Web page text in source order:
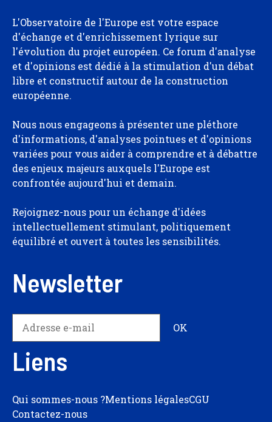
L'Observatoire de l'Europe est votre espace
d'échange et d'enrichissement lyrique sur
l'évolution du projet européen. Ce forum d'analyse
et d'opinions est dédié à la stimulation d'un débat
libre et constructif autour de la construction
européenne.
Nous nous engageons à présenter une pléthore
d'informations, d'analyses pointues et d'opinions
variées pour vous aider à comprendre et à débattre
des enjeux majeurs auxquels l'Europe est
confrontée aujourd'hui et demain.
Rejoignez-nous pour un échange d'idées
intellectuellement stimulant, politiquement
équilibré et ouvert à toutes les sensibilités.
Newsletter
Liens
Qui sommes-nous ?Mentions légalesCGU
Contactez-nous